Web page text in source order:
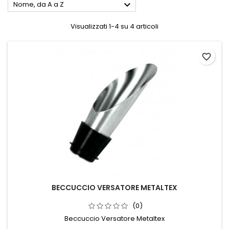
Nome, da A a Z 
Visualizzati 1-4 su 4 articoli
BECCUCCIO VERSATORE METALTEX
(0)
Beccuccio Versatore Metaltex
favorite_border